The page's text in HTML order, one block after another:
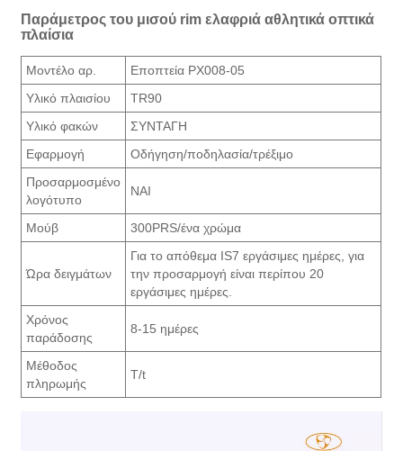
Παράμετρος του μισού rim ελαφριά αθλητικά οπτικά
πλαίσια
Μοντέλο αρ.
Εποπτεία PX008-05
Υλικό πλαισίου
TR90
Υλικό φακών
ΣΥΝΤΑΓΗ
Εφαρμογή
Οδήγηση/ποδηλασία/τρέξιμο
Προσαρμοσμένο
λογότυπο
ΝΑΙ
Μούβ 300PRS/ένα χρώμα
Ώρα δειγμάτων
Για το απόθεμα IS7 εργάσιμες ημέρες, για
την προσαρμογή είναι περίπου 20
εργάσιμες ημέρες.
Χρόνος
παράδοσης
8-15 ημέρες
Μέθοδος
πληρωμής
T/t